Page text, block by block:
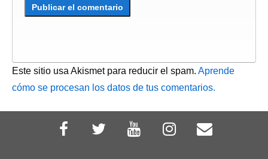
Este sitio usa Akismet para reducir el spam. Aprende
cómo se procesan los datos de tus comentarios.